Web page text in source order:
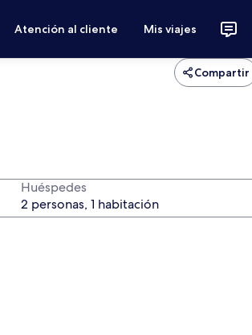
Atención al cliente Mis viajes
Compartir
Huéspedes